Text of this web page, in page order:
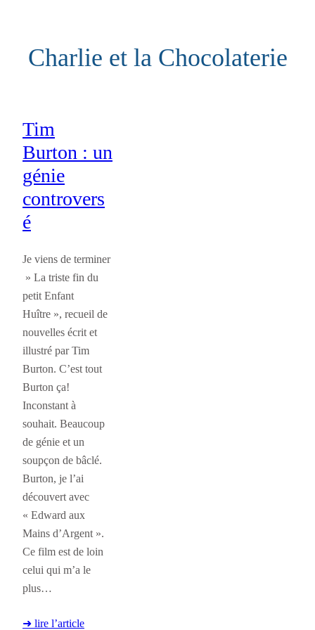
contenuCharlie et la Chocolaterie
Tim
Burton : un
génie
controvers
é
Je viens de terminer
» La triste fin du
petit Enfant
Huître », recueil de
nouvelles écrit et
illustré par Tim
Burton. C’est tout
Burton ça!
Inconstant à
souhait. Beaucoup
de génie et un
soupçon de bâclé.
Burton, je l’ai
découvert avec
« Edward aux
Mains d’Argent ».
Ce film est de loin
celui qui m’a le
plus…
➜ lire l’article